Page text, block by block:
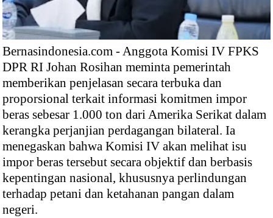
Bernasindonesia.com - Anggota Komisi IV FPKS
DPR RI Johan Rosihan meminta pemerintah
memberikan penjelasan secara terbuka dan
proporsional terkait informasi komitmen impor
beras sebesar 1.000 ton dari Amerika Serikat dalam
kerangka perjanjian perdagangan bilateral. Ia
menegaskan bahwa Komisi IV akan melihat isu
impor beras tersebut secara objektif dan berbasis
kepentingan nasional, khususnya perlindungan
terhadap petani dan ketahanan pangan dalam
negeri.